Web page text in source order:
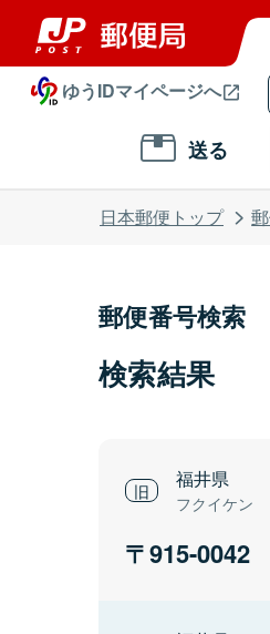
ゆうIDマイページへ
送る
日本郵便トップ
郵便番号検索
検索結果
福井県
フクイケン
915-0042